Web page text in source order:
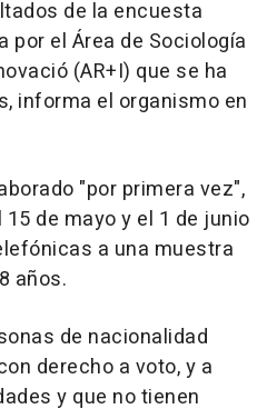
de la encuesta
el Área de Sociología
(AR+I) que se ha
informa el organismo en
"por primera vez",
de mayo y el 1 de junio
a una muestra
años.
de nacionalidad
derecho a voto, y a
y que no tienen